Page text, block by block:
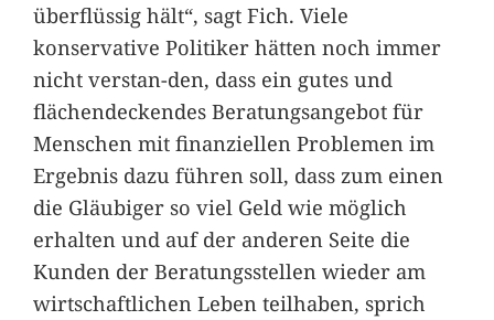
überflüssig hält“, sagt Fich. Viele
konservative Politiker hätten noch immer
nicht verstan-den, dass ein gutes und
flächendeckendes Beratungsangebot für
Menschen mit finanziellen Problemen im
Ergebnis dazu führen soll, dass zum einen
die Gläubiger so viel Geld wie möglich
erhalten und auf der anderen Seite die
Kunden der Beratungsstellen wieder am
wirtschaftlichen Leben teilhaben, sprich